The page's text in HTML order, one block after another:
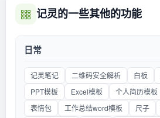
记灵的一些其他的功能
日常
记灵笔记 二维码安全解析 白板
PPT模板
Excel模板 个人简历模板
表情包
工作总结word模板 尺子